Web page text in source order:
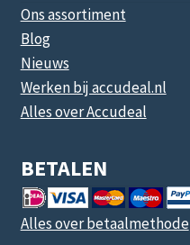
Ons assortiment
Blog
Nieuws
Werken bij accudeal.nl
Alles over Accudeal
BETALEN
Alles over betaalmethode